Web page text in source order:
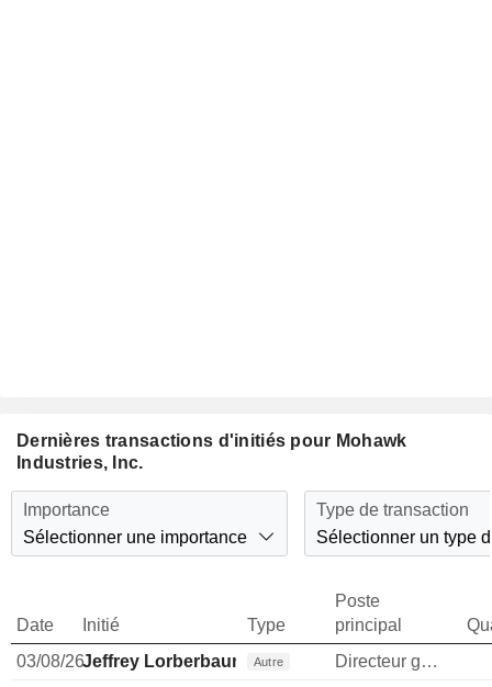
Dernières transactions d'initiés pour Mohawk
Industries, Inc.
Importance
Sélectionner une importance
Type de transaction
Sélectionner un type
Date Initié Type
Poste
principal
03/08/26Jeffrey Lorberbaum Autre
Directeur general